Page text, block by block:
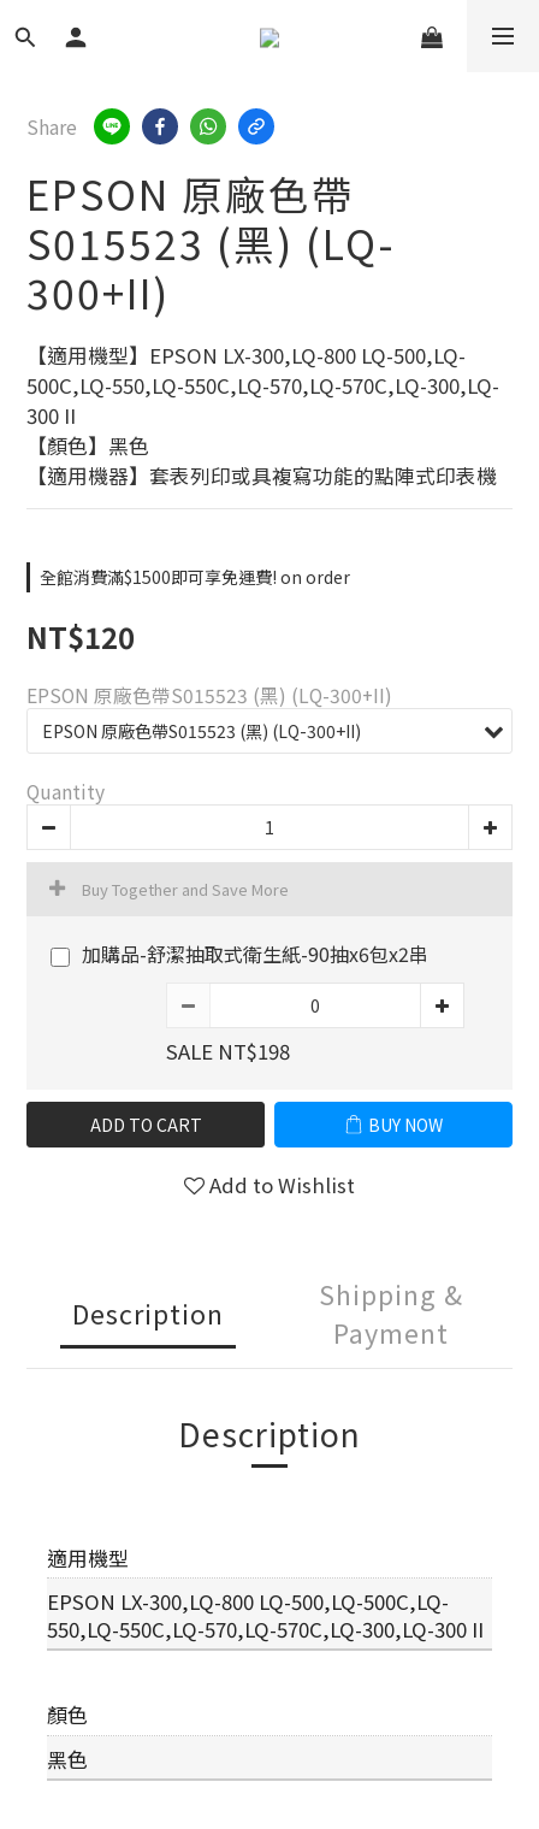
Share
EPSON 原廠色帶
S015523 (黑) (LQ-
300+II)
【適用機型】EPSON LX-300,LQ-800 LQ-500,LQ-
500C,LQ-550,LQ-550C,LQ-570,LQ-570C,LQ-300,LQ-
300 II
【顏色】黑色
【適用機器】套表列印或具複寫功能的點陣式印表機
全館消費滿$1500即可享免運費! on order
NT$120
EPSON 原廠色帶S015523 (黑) (LQ-300+II)
Quantity
Buy Together and Save More
加購品-舒潔抽取式衛生紙-90抽x6包x2串
SALE NT$198
ADD TO CART BUY NOW
Add to Wishlist
Description
Shipping &
Payment
Description
適用機型
EPSON LX-300,LQ-800 LQ-500,LQ-500C,LQ-
550,LQ-550C,LQ-570,LQ-570C,LQ-300,LQ-300 II
顏色
黑色